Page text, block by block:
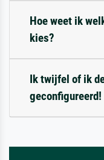
Hoe weet ik
kies?
Ik twijfel of ik
geconfigureerd!